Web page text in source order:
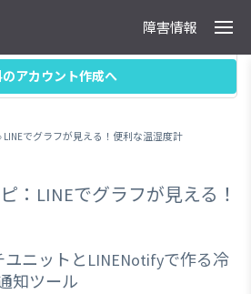
障害情報
LINEでグラフが見える！便利な温湿度計
ピ：LINEでグラフが見える！
ユニットとLINENotifyで作る冷
知ツール
アカウント作成へ